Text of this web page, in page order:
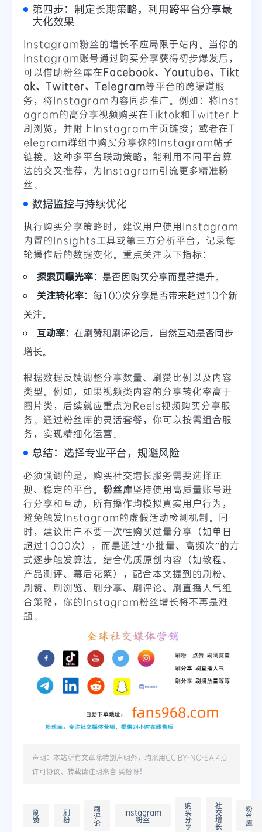
第四步：制定长期策略，利用跨平台分享最
大化效果
Instagram粉丝的增长不应局限于站内。当你的
Instagram账号通过购买分享获得初步爆发后，
可以借助粉丝库在Facebook、Youtube、Tikt
ok、Twitter、Telegram等平台的跨渠道服
务，将Instagram内容同步推广。例如：将Inst
agram的高分享视频购买在Tiktok和Twitter上
刷浏览，并附上Instagram主页链接；或者在T
elegram群组中购买分享你的Instagram帖子
链接。这种多平台联动策略，能利用不同平台算
法的交叉推荐，为Instagram引流更多精准粉
丝。
数据监控与持续优化
执行购买分享策略时，建议用户使用Instagram
内置的Insights工具或第三方分析平台，记录每
轮操作后的数据变化。重点关注以下指标：
探索页曝光率：是否因购买分享而显著提升。
关注转化率：每100次分享是否带来超过10个新
关注。
互动率：在刷赞和刷评论后，自然互动是否同步
增长。
根据数据反馈调整分享数量、刷赞比例以及内容
类型。例如，如果视频类内容的分享转化率高于
图片类，后续就应重点为Reels视频购买分享服
务。通过粉丝库的灵活套餐，你可以按需组合服
务，实现精细化运营。
总结：选择专业平台，规避风险
必须强调的是，购买社交增长服务需要选择正
规、稳定的平台。 粉丝库坚持使用高质量账号进
行分享和互动，所有操作均模拟真实用户行为，
避免触发Instagram的虚假活动检测机制。同
时，建议用户不要一次性购买过量分享（如单日
超过1000次），而是通过“小批量、高频次”的方
式逐步触发算法。结合优质原创内容（如教程、
产品测评、幕后花絮），配合本文提到的刷粉、
刷赞、刷浏览、刷分享、刷评论、刷直播人气组
合策略，你的Instagram粉丝增长将不再是难
题。
声明：本站所有文章除特别声明外，均采用CC BY-NC-SA 4.0
许可协议。转载请注明来自 买粉呀！
刷
赞
刷
粉
刷
评
论
Instagram
粉丝
购
买
分
享
社
交
增
长
粉
丝
库